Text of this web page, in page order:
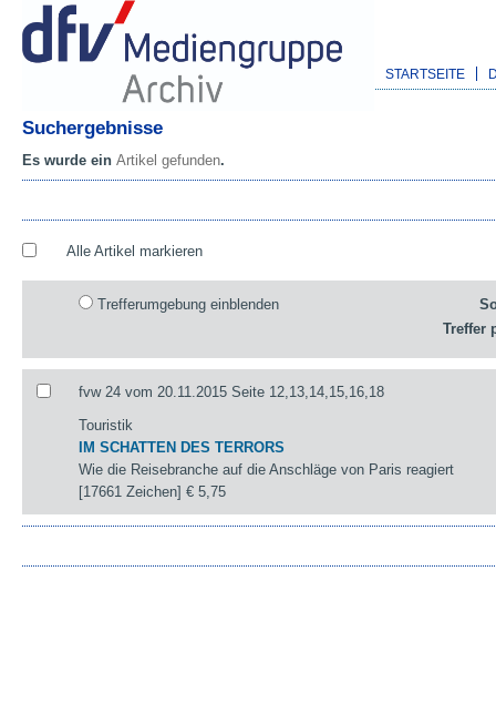
STARTSEITE
Suchergebnisse
Es wurde ein Artikel gefunden.
Alle Artikel markieren
Trefferumgebung einblenden
Treffer
fvw 24 vom 20.11.2015 Seite 12,13,14,15,16,18
Touristik
IM SCHATTEN DES TERRORS
Wie die Reisebranche auf die Anschläge von Paris reagiert
[17661 Zeichen]€ 5,75